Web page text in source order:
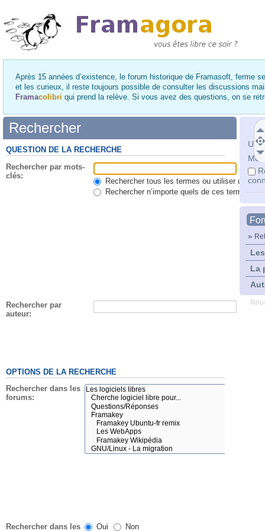
Après 15 années d’existence, le forum historique de Framasoft, ferme
et les curieux, il reste toujours possible de consulter les discussions
Framacolibri qui prend la relève. Si vous avez des questions, on se
Mot
»
La
Rechercher
QUESTION DE LA RECHERCHE
Rechercher par mots-
clés:
Rechercher tous les termes ou utiliser une
Rechercher n’importe quels de ces termes
Rechercher par
auteur:
OPTIONS DE LA RECHERCHE
Rechercher dans les
forums:
Rechercher dans les Oui Non